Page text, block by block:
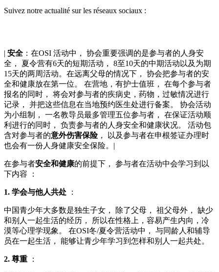
Suivez notre actualité sur les réseaux sociaux :
| 安全 ：在OSI 活动中， 协会重要强调的是参与者的人身安
全， 夏令营有6天的短期活动， 8至10天的中期活动以及为期
15天的两周活动。在远离父母的情况下， 协会把参与者的安
全和健康放在第一位。 在营地，有护士值班， 在每个参与者
报名的同时， 将会对参与者的疾病史，药物，过敏情况进行
记录， 并把这些信息在当地预约医生处进行备案。 协会活动
为小组制， 一名教导员最多管理五位参与者， 在保证活动顺
利进行的同时， 负责参与者的人身安全和健康状况。 活动包
含对参与者的意外伤害保险， 以及参与者在申根签证办理时
也会有一份人身健康安全保险。|
在参与者安全和健康的前提下， 参与者在活动中会学习到以
下内容 ：
1. 学会与他人共处 ：
中国青少年大多数是独生子女， 除了父母， 祖父母外， 缺少
和别人一起生活的经历， 所以在性格上，容易产生内向，冷
漠等心理学现象。 在OSI冬/夏令营活动中， 与同龄人和辅导
员在一起生活， 能够让青少年学习到怎样和别人一起共处。
2. 尊重 ：